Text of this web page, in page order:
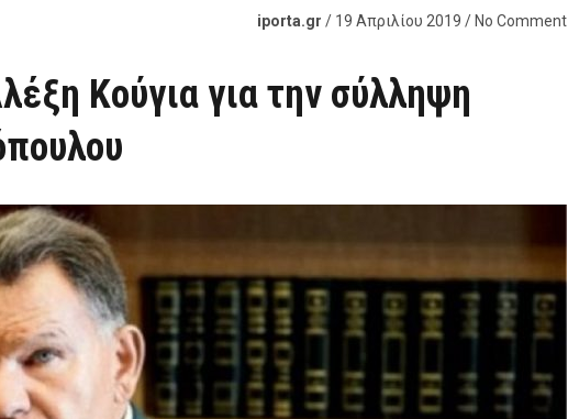
iporta.gr / 19 Απριλίου 2019 / No Comment
Κούγια για την σύλληψη